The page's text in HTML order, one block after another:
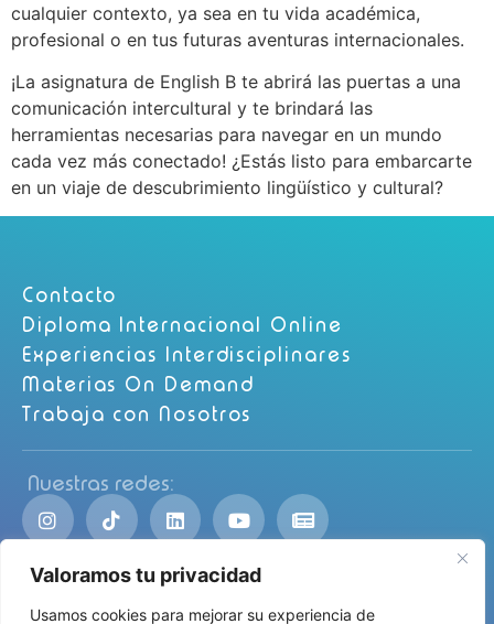
Valoramos tu privacidad
Usamos cookies para mejorar su experiencia de
cualquier contexto, ya sea en tu vida académica,
profesional o en tus futuras aventuras internacionales.
¡La asignatura de English B te abrirá las puertas a una
comunicación intercultural y te brindará las
herramientas necesarias para navegar en un mundo
cada vez más conectado! ¿Estás listo para embarcarte
en un viaje de descubrimiento lingüístico y cultural?
Contacto
Diploma Internacional Online
Experiencias Interdisciplinares
Materias On Demand
Trabaja con Nosotros
Nuestras redes: